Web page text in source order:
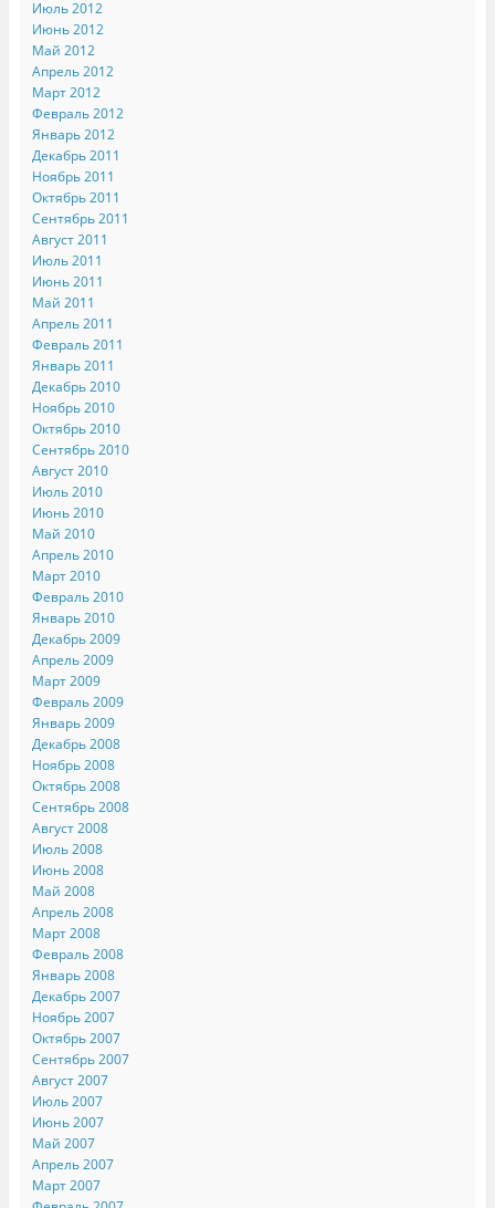
Июль 2012
Июнь 2012
Май 2012
Апрель 2012
Март 2012
Февраль 2012
Январь 2012
Декабрь 2011
Ноябрь 2011
Октябрь 2011
Сентябрь 2011
Август 2011
Июль 2011
Июнь 2011
Май 2011
Апрель 2011
Февраль 2011
Январь 2011
Декабрь 2010
Ноябрь 2010
Октябрь 2010
Сентябрь 2010
Август 2010
Июль 2010
Июнь 2010
Май 2010
Апрель 2010
Март 2010
Февраль 2010
Январь 2010
Декабрь 2009
Апрель 2009
Март 2009
Февраль 2009
Январь 2009
Декабрь 2008
Ноябрь 2008
Октябрь 2008
Сентябрь 2008
Август 2008
Июль 2008
Июнь 2008
Май 2008
Апрель 2008
Март 2008
Февраль 2008
Январь 2008
Декабрь 2007
Ноябрь 2007
Октябрь 2007
Сентябрь 2007
Август 2007
Июль 2007
Июнь 2007
Май 2007
Апрель 2007
Март 2007